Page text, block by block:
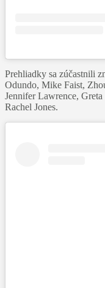
Prehliadky sa zúčastnili
Odundo, Mike Faist,
Jennifer Lawrence,
Rachel Jones.